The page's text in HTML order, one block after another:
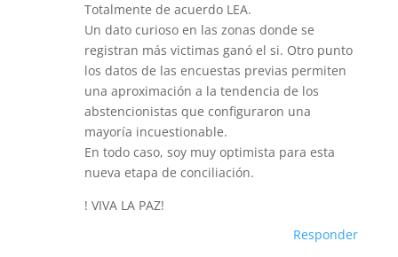
Totalmente de acuerdo LEA.
Un dato curioso en las zonas donde se
registran más victimas ganó el si. Otro punto
los datos de las encuestas previas permiten
una aproximación a la tendencia de los
abstencionistas que configuraron una
mayoría incuestionable.
En todo caso, soy muy optimista para esta
nueva etapa de conciliación.
! VIVA LA PAZ!
Responder